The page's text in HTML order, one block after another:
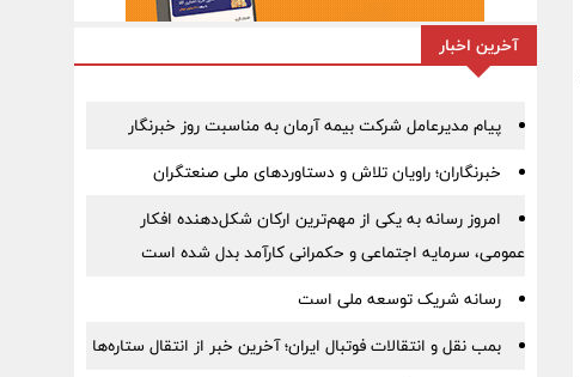
آخرین اخبار
پیام مدیرعامل شرکت بیمه آرمان به مناسبت روز خبرنگار
خبرنگاران؛ راویان تلاش و دستاوردهای ملی صنعتگران
امروز رسانه به یکی از مهم‌ترین ارکان شکل‌دهنده افکار
عمومی، سرمایه اجتماعی و حکمرانی کارآمد بدل شده است
رسانه شریک توسعه ملی است
بمب نقل‌ و انتقالات فوتبال ایران؛ آخرین خبر از انتقال ستاره‌ها